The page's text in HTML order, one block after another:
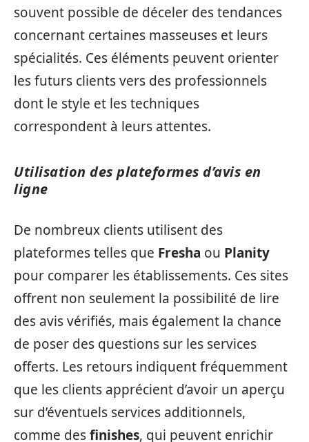
souvent possible de déceler des tendances
concernant certaines masseuses et leurs
spécialités. Ces éléments peuvent orienter
les futurs clients vers des professionnels
dont le style et les techniques
correspondent à leurs attentes.
Utilisation des plateformes d’avis en
ligne
De nombreux clients utilisent des
plateformes telles que Fresha ou Planity
pour comparer les établissements. Ces sites
offrent non seulement la possibilité de lire
des avis vérifiés, mais également la chance
de poser des questions sur les services
offerts. Les retours indiquent fréquemment
que les clients apprécient d’avoir un aperçu
sur d’éventuels services additionnels,
comme desfinishes, qui peuvent enrichir